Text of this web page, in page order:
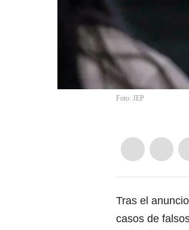
Foto: JEP
Tras el
casos de